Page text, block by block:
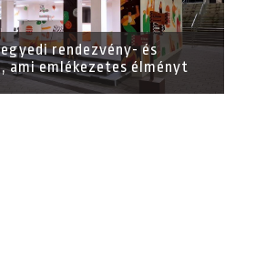
rendezvény- és
ami emlékezetes élményt